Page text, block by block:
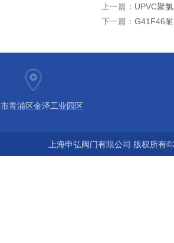
上一篇： UPVC聚
下一篇： G41F46
市青浦区金泽工业园区
上海申弘阀门有限公司 版权所有